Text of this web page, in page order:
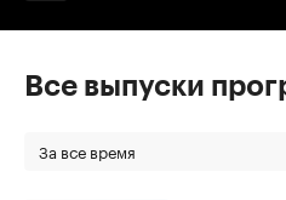
Все выпуски
За все время